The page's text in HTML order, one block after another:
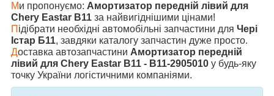
Ми пропонуємо: Амортизатор передній лівий для
Chery Eastar B11 за найвигіднішими цінами!
П ідібрати необхідні автомобільні запчастини для Чері
Істар Б11, завдяки каталогу запчастин дуже просто.
Доставка автозапчастини Амортизатор передній
лівий для Chery Eastar B11 - B11-2905010 у будь-яку
точку України логістичними компаніями.